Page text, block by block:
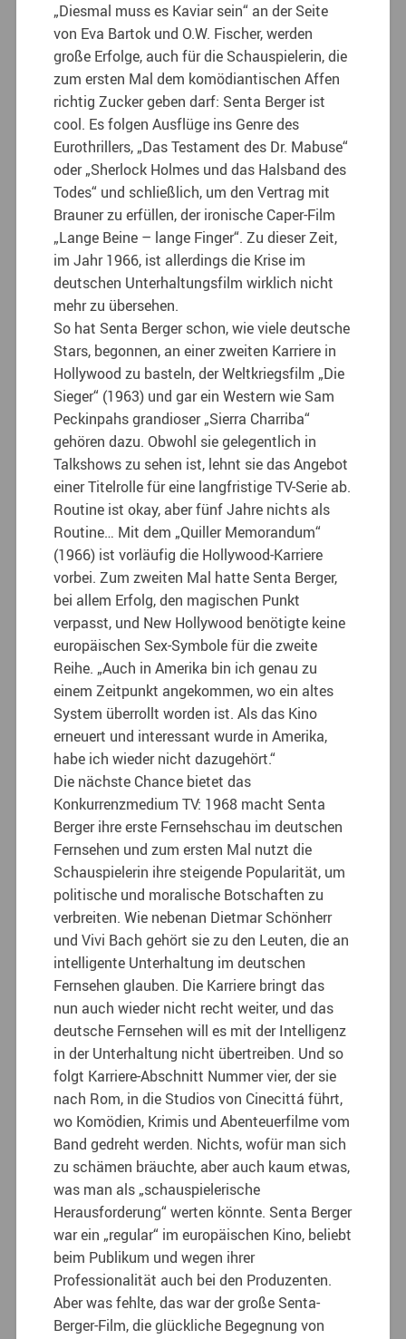
„Diesmal muss es Kaviar sein“ an der Seite
von Eva Bartok und O.W. Fischer, werden
große Erfolge, auch für die Schauspielerin, die
zum ersten Mal dem komödiantischen Affen
richtig Zucker geben darf: Senta Berger ist
cool. Es folgen Ausflüge ins Genre des
Eurothrillers, „Das Testament des Dr. Mabuse“
oder „Sherlock Holmes und das Halsband des
Todes“ und schließlich, um den Vertrag mit
Brauner zu erfüllen, der ironische Caper-Film
„Lange Beine – lange Finger“. Zu dieser Zeit,
im Jahr 1966, ist allerdings die Krise im
deutschen Unterhaltungsfilm wirklich nicht
mehr zu übersehen.
So hat Senta Berger schon, wie viele deutsche
Stars, begonnen, an einer zweiten Karriere in
Hollywood zu basteln, der Weltkriegsfilm „Die
Sieger“ (1963) und gar ein Western wie Sam
Peckinpahs grandioser „Sierra Charriba“
gehören dazu. Obwohl sie gelegentlich in
Talkshows zu sehen ist, lehnt sie das Angebot
einer Titelrolle für eine langfristige TV-Serie ab.
Routine ist okay, aber fünf Jahre nichts als
Routine… Mit dem „Quiller Memorandum“
(1966) ist vorläufig die Hollywood-Karriere
vorbei. Zum zweiten Mal hatte Senta Berger,
bei allem Erfolg, den magischen Punkt
verpasst, und New Hollywood benötigte keine
europäischen Sex-Symbole für die zweite
Reihe. „Auch in Amerika bin ich genau zu
einem Zeitpunkt angekommen, wo ein altes
System überrollt worden ist. Als das Kino
erneuert und interessant wurde in Amerika,
habe ich wieder nicht dazugehört.“
Die nächste Chance bietet das
Konkurrenzmedium TV: 1968 macht Senta
Berger ihre erste Fernsehschau im deutschen
Fernsehen und zum ersten Mal nutzt die
Schauspielerin ihre steigende Popularität, um
politische und moralische Botschaften zu
verbreiten. Wie nebenan Dietmar Schönherr
und Vivi Bach gehört sie zu den Leuten, die an
intelligente Unterhaltung im deutschen
Fernsehen glauben. Die Karriere bringt das
nun auch wieder nicht recht weiter, und das
deutsche Fernsehen will es mit der Intelligenz
in der Unterhaltung nicht übertreiben. Und so
folgt Karriere-Abschnitt Nummer vier, der sie
nach Rom, in die Studios von Cinecittá führt,
wo Komödien, Krimis und Abenteuerfilme vom
Band gedreht werden. Nichts, wofür man sich
zu schämen bräuchte, aber auch kaum etwas,
was man als „schauspielerische
Herausforderung“ werten könnte. Senta Berger
war ein „regular“ im europäischen Kino, beliebt
beim Publikum und wegen ihrer
Professionalität auch bei den Produzenten.
Aber was fehlte, das war der große Senta-
Berger-Film, die glückliche Begegnung von